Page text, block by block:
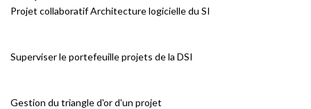
Projet collaboratif Architecture logicielle du SI
Superviser le portefeuille projets de la DSI
Gestion du triangle d'or d'un projet